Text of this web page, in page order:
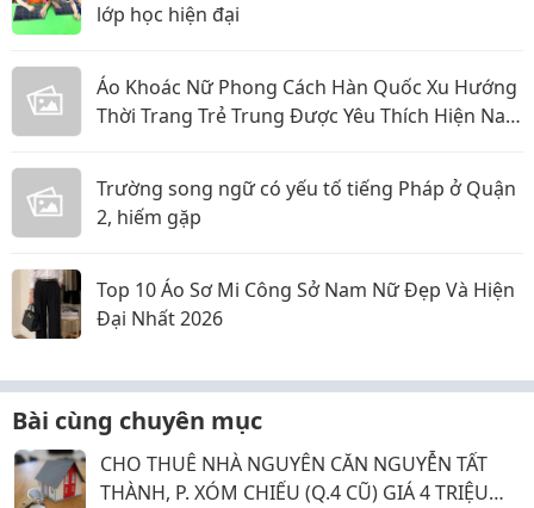
lớp học hiện đại
Áo Khoác Nữ Phong Cách Hàn Quốc Xu Hướng
Thời Trang Trẻ Trung Được Yêu Thích Hiện Nay
Trường song ngữ có yếu tố tiếng Pháp ở Quận
2, hiếm gặp
Top 10 Áo Sơ Mi Công Sở Nam Nữ Đẹp Và Hiện
Đại Nhất 2026
Bài cùng chuyên mục
CHO THUÊ NHÀ NGUYÊN CĂN NGUYỄN TẤT
THÀNH, P. XÓM CHIẾU (Q.4 CŨ) GIÁ 4 TRIỆU